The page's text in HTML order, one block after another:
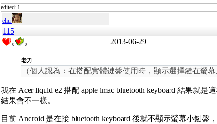
edited: 1
eliu
115
0 0 2013-06-29
老刀
（個人認為：在搭配實體鍵盤使用時，顯示選擇鍵在螢
我在 Acer liquid e2 搭配 apple imac bluetooth keyboard 結果就
結果會不一樣。
目前 Android 是在接 bluetooth keyboard 後就不顯示螢幕小鍵